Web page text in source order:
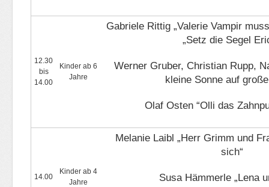
12.30
bis
14.00
Kinder ab 6
Jahre
Gabriele Rittig „Valerie Vampir
„Setz die Segel
Werner Gruber, Christian Rupp,
kleine Sonne auf
Olaf Osten “Olli das
14.00
Kinder ab 4
Jahre
Melanie Laibl „Herr Grimm und
sich“
Susa Hämmerle „Lena